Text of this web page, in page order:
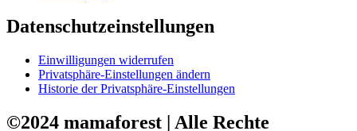
Datenschutzeinstellungen
Einwilligungen widerrufen
Privatsphäre-Einstellungen ändern
Historie der Privatsphäre-Einstellungen
©2024 mamaforest | Alle Rechte